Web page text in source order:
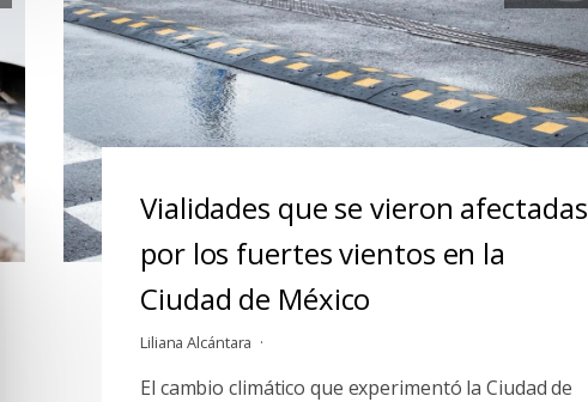
Vialidades que se vieron afectadas
por los fuertes vientos en la
Ciudad de México
Liliana Alcántara
El cambio climático que experimentó la Ciudad de